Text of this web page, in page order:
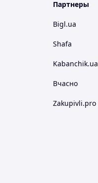
Партнеры
Bigl.ua
Shafa
Kabanchik.ua
Вчасно
Zakupivli.pro